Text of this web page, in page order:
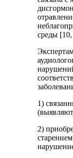
среды
1)
2)